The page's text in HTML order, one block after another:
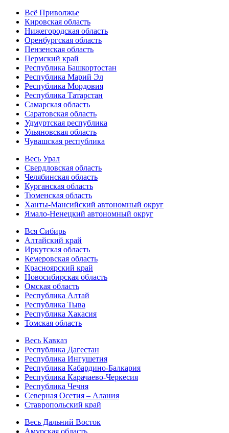
Всё Приволжье
Кировская область
Нижегородская область
Оренбургская область
Пензенская область
Пермский край
Республика Башкортостан
Республика Марий Эл
Республика Мордовия
Республика Татарстан
Самарская область
Саратовская область
Удмуртская республика
Ульяновская область
Чувашская республика
Весь Урал
Свердловская область
Челябинская область
Курганская область
Тюменская область
Ханты-Мансийский автономный округ
Ямало-Ненецкий автономный округ
Вся Сибирь
Алтайский край
Иркутская область
Кемеровская область
Красноярский край
Новосибирская область
Омская область
Республика Алтай
Республика Тыва
Республика Хакасия
Томская область
Весь Кавказ
Республика Дагестан
Республика Ингушетия
Республика Кабардино-Балкария
Республика Карачаево-Черкесия
Республика Чечня
Северная Осетия – Алания
Ставропольский край
Весь Дальний Восток
Амурская область